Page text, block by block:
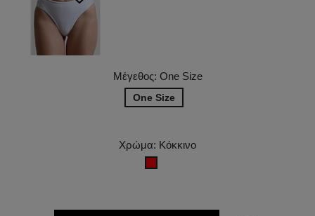
Μέγεθος: One Size
One Size
Χρώμα: Κόκκινο